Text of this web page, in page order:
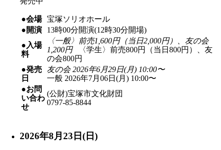
●会場 宝塚ソリオホール
●開演
13時00分開演(12時30分開場)
●入場
料
〈一般〉前売1,600円（当日2,000円）、友の会
1,200円〈学生〉前売800円（当日800円）、友
の会800円
●発売
日
友の会 2026年6月29日(月) 10:00〜
一般 2026年7月06日(月) 10:00〜
●お問
い合わ
せ
(公財)宝塚市文化財団
0797-85-8844
2026年8月23日(日)